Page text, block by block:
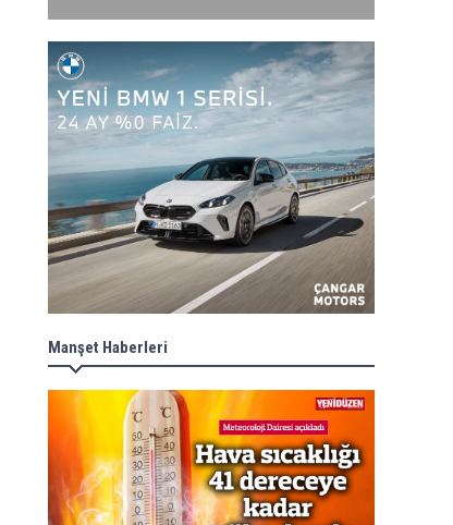
Manşet Haberleri